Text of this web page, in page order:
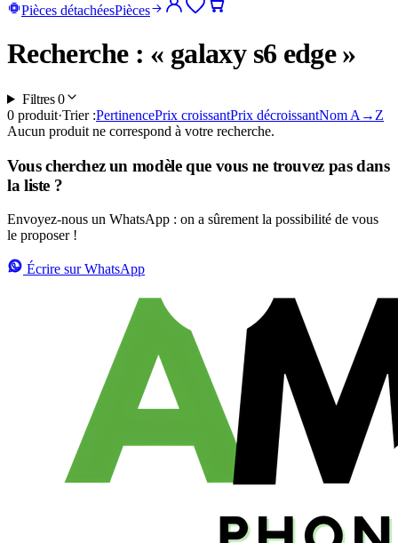
Pièces détachéesPièces
Recherche : « galaxy s6 edge »
Filtres0
0 produit·Trier :PertinencePrix croissantPrix décroissantNom A→Z
Aucun produit ne correspond à votre recherche.
Vous cherchez un modèle que vous ne trouvez pas dans
la liste ?
Envoyez-nous un WhatsApp : on a sûrement la possibilité de vous
le proposer !
Écrire sur WhatsApp